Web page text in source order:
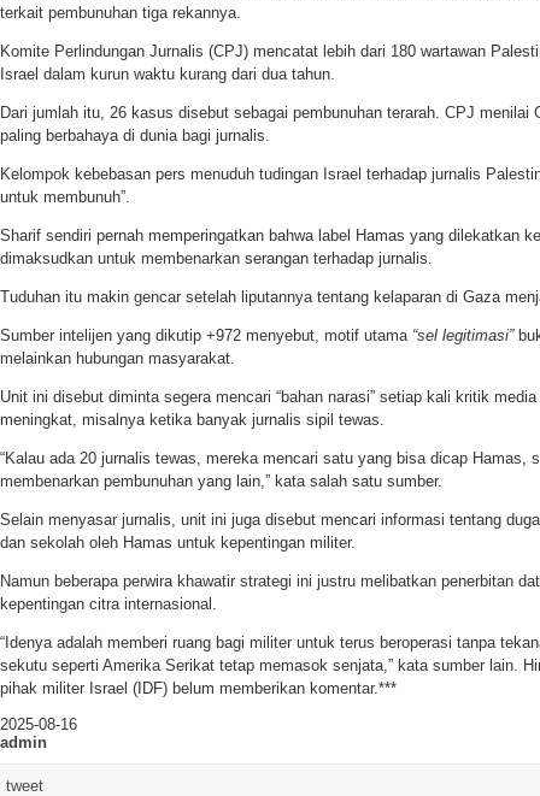
terkait pembunuhan tiga rekannya.
Komite Perlindungan Jurnalis (CPJ) mencatat lebih dari 180 wartawan
Israel dalam kurun waktu kurang dari dua tahun.
Dari jumlah itu, 26 kasus disebut sebagai pembunuhan terarah. CPJ menilai
paling berbahaya di dunia bagi jurnalis.
Kelompok kebebasan pers menuduh tudingan Israel terhadap jurnalis
untuk membunuh”.
Sharif sendiri pernah memperingatkan bahwa label Hamas yang dilekatkan
dimaksudkan untuk membenarkan serangan terhadap jurnalis.
Tuduhan itu makin gencar setelah liputannya tentang kelaparan di Gaza
Sumber intelijen yang dikutip +972 menyebut, motif utama “sel legitimasi”
melainkan hubungan masyarakat.
Unit ini disebut diminta segera mencari “bahan narasi” setiap kali kritik
meningkat, misalnya ketika banyak jurnalis sipil tewas.
“Kalau ada 20 jurnalis tewas, mereka mencari satu yang bisa dicap Hamas,
membenarkan pembunuhan yang lain,” kata salah satu sumber.
Selain menyasar jurnalis, unit ini juga disebut mencari informasi tentang
dan sekolah oleh Hamas untuk kepentingan militer.
Namun beberapa perwira khawatir strategi ini justru melibatkan penerbitan
kepentingan citra internasional.
“Idenya adalah memberi ruang bagi militer untuk terus beroperasi tanpa
sekutu seperti Amerika Serikat tetap memasok senjata,” kata sumber lain.
pihak militer Israel (IDF) belum memberikan komentar.***
2025-08-16
admin
tweet